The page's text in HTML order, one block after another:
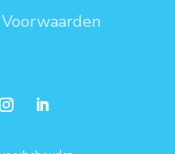
Voorwaarden